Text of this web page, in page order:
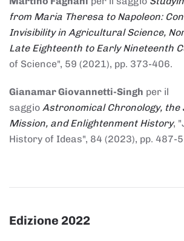
from Maria Theresa to Napoleon:
Invisibility in Agricultural Science,
Late Eighteenth to Early Nineteenth
of Science", 59 (2021), pp. 373-406.
Gianamar Giovannetti-Singh per il
saggio Astronomical Chronology, the
Mission, and Enlightenment History,
History of Ideas", 84 (2023), pp. 487-
Edizione 2022